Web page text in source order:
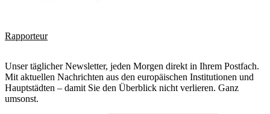
Rapporteur
Unser täglicher Newsletter, jeden Morgen direkt in Ihrem Postfach.
Mit aktuellen Nachrichten aus den europäischen Institutionen und
Hauptstädten – damit Sie den Überblick nicht verlieren. Ganz
umsonst.